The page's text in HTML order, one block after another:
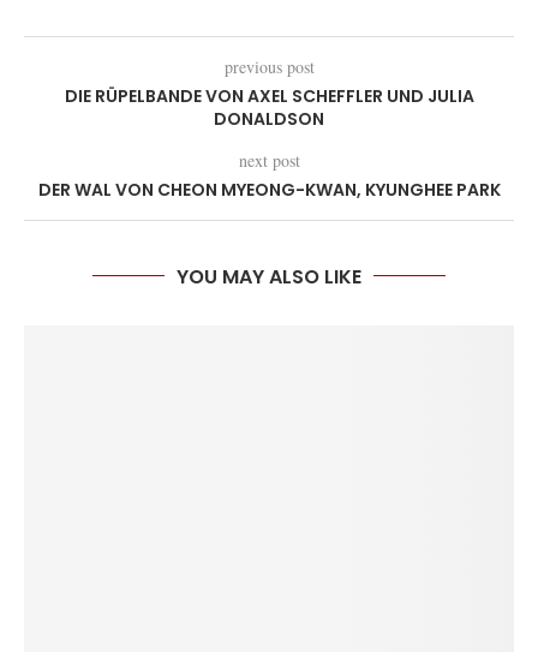
previous post
DIE RÜPELBANDE VON AXEL SCHEFFLER UND JULIA
DONALDSON
next post
DER WAL VON CHEON MYEONG-KWAN, KYUNGHEE PARK
YOU MAY ALSO LIKE